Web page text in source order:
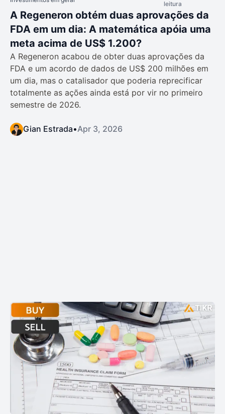
leitura
A Regeneron obtém duas aprovações da
FDA em um dia: A matemática apóia uma
meta acima de US$ 1.200?
A Regeneron acabou de obter duas aprovações da
FDA e um acordo de dados de US$ 200 milhões em
um dia, mas o catalisador que poderia reprecificar
totalmente as ações ainda está por vir no primeiro
semestre de 2026.
Gian Estrada•Apr 3, 2026